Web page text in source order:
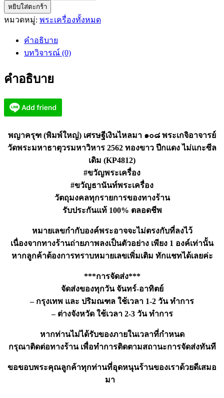
พญา
ครุฑ
วัด
มหาธาตุ
แกะ
ซีล
หยิบใส่ตะกร้า
หมวดหมู่: พระเครื่องทั้งหมด
คำอธิบาย
บทวิจารณ์ (0)
คำอธิบาย
พญาครุฑ (พิมพ์ใหญ่) เศรษฐีเงินไหลมา ๑๐๘ พระเกจิอาจารย์
วัดพระมหาธาตุวรมหาวิหาร 2562 ทองขาว ปีกแดง ไม่แกะซีล
เดิม (KP4812)
#ขวัญพระเครื่อง
#ขวัญธานันท์พระเครื่อง
วัตถุมงคลทุกรายการของทางร้าน
รับประกันแท้ 100% ตลอดชีพ
หมายเลขกำกับองค์พระอาจจะไม่ตรงกับที่ลงไว้
เนื่องจากทางร้านถ่ายภาพลงเป็นตัวอย่าง เพียง 1 องค์เท่านั้น
หากลูกค้าต้องการทราบหมายเลขเพิ่มเติม ทักแชทได้เลยค่ะ
***การจัดส่ง***
จัดส่งของทุกวัน จันทร์-อาทิตย์
– กรุงเทพ และ ปริมณฑล ใช้เวลา 1-2 วัน ทำการ
– ต่างจังหวัด ใช้เวลา 2-3 วัน ทำการ
หากท่านไม่ได้รับของภายในเวลาที่กำหนด
กรุณาติดต่อทางร้าน เพื่อทำการติดตามสถานะการจัดส่งทันที
ขอขอบพระคุณลูกค้าทุกท่านที่อุดหนุนร้านของเราด้วยดีเสมอ
มา